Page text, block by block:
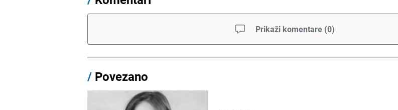
Prikaži komentare (0)
/ Povezano